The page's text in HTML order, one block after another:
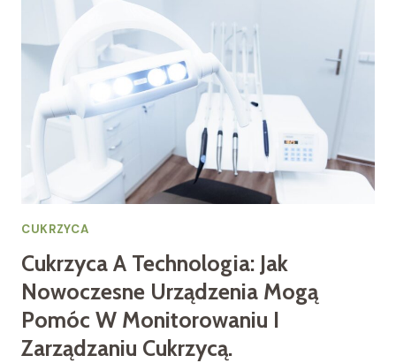
CUKRZYCA
Cukrzyca A Technologia: Jak
Nowoczesne Urządzenia Mogą
Pomóc W Monitorowaniu I
Zarządzaniu Cukrzycą.